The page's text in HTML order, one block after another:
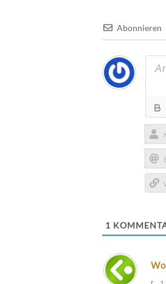
Abonnieren
E-
1